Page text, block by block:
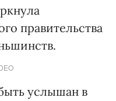
правительства
услышан в